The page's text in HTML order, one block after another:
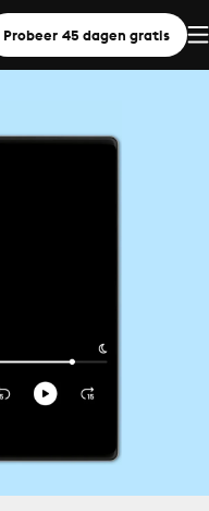
Probeer 45 dagen gratis